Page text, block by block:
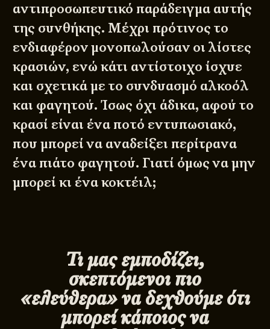
αντιπροσωπευτικό παράδειγμα αυτής
της συνθήκης. Μέχρι πρότινος το
ενδιαφέρον μονοπωλούσαν οι λίστες
κρασιών, ενώ κάτι αντίστοιχο ίσχυε
και σχετικά με το συνδυασμό αλκοόλ
και φαγητού. Ίσως όχι άδικα, αφού το
κρασί είναι ένα ποτό εντυπωσιακό,
που μπορεί να αναδείξει περίτρανα
ένα πιάτο φαγητού. Γιατί όμως να μην
μπορεί κι ένα κοκτέιλ;
Τι μας εμποδίζει,
σκεπτόμενοι πιο
«ελεύθερα» να δεχθούμε ότι
μπορεί κάποιος να